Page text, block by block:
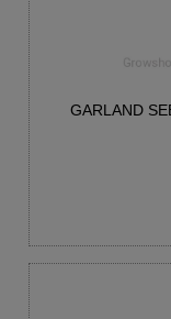
GARLAND